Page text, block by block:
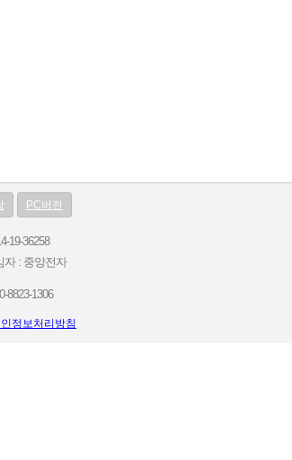
PC버전
19-36258
자 : 중앙전자
8823-1306
정보처리방침